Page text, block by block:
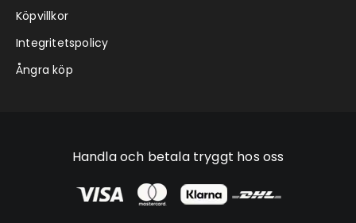
Köpvillkor
Integritetspolicy
Ångra köp
Handla och betala tryggt hos oss